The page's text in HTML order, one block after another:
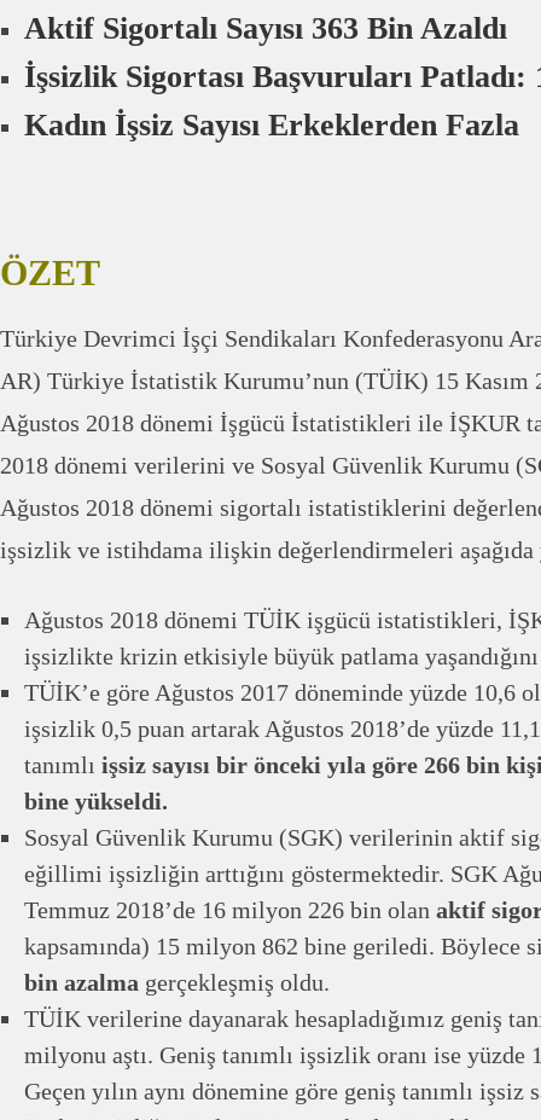
Aktif Sigortalı Sayısı 363 Bin Azaldı
İşsizlik Sigortası Başvuruları Patladı:
Kadın İşsiz Sayısı Erkeklerden Fazla
ÖZET
Türkiye Devrimci İşçi Sendikaları Konfederasyonu
AR) Türkiye İstatistik Kurumu’nun (TÜİK) 15 Kasım
Ağustos 2018 dönemi İşgücü İstatistikleri ile İŞKUR
2018 dönemi verilerini ve Sosyal Güvenlik Kurumu
Ağustos 2018 dönemi sigortalı istatistiklerini
işsizlik ve istihdama ilişkin değerlendirmeleri aşağıda
Ağustos 2018 dönemi TÜİK işgücü istatistikleri,
işsizlikte krizin etkisiyle büyük patlama
TÜİK’e göre Ağustos 2017 döneminde yüzde 10,6
işsizlik 0,5 puan artarak Ağustos 2018’de yüzde
tanımlı işsiz sayısı bir önceki yıla göre 266 bin
bine yükseldi.
Sosyal Güvenlik Kurumu (SGK) verilerinin aktif
eğillimi işsizliğin arttığını göstermektedir. SGK
Temmuz 2018’de 16 milyon 226 bin olan aktif
kapsamında) 15 milyon 862 bine geriledi. Böylece
bin azalma gerçekleşmiş oldu.
TÜİK verilerine dayanarak hesapladığımız geniş
milyonu aştı. Geniş tanımlı işsizlik oranı ise yüzde
Geçen yılın aynı dönemine göre geniş tanımlı işsiz